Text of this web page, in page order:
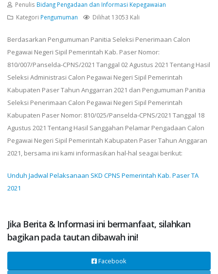
Penulis Bidang Pengadaan dan Informasi Kepegawaian
Kategori Pengumuman Dilihat 13053 Kali
Berdasarkan Pengumuman Panitia Seleksi Penerimaan Calon
Pegawai Negeri Sipil Pemerintah Kab. Paser Nomor:
810/007/Panselda-CPNS/2021 Tanggal 02 Agustus 2021 Tentang Hasil
Seleksi Administrasi Calon Pegawai Negeri Sipil Pemerintah
Kabupaten Paser Tahun Anggarran 2021 dan Pengumuman Panitia
Seleksi Penerimaan Calon Pegawai Negeri Sipil Pemerintah
Kabupaten Paser Nomor: 810/025/Panselda-CPNS/2021 Tanggal 18
Agustus 2021 Tentang Hasil Sanggahan Pelamar Pengadaan Calon
Pegawai Negeri Sipil Pemerintah Kabupaten Paser Tahun Anggaran
2021, bersama ini kami informasikan hal-hal seagai berikut:
Unduh Jadwal Pelaksanaan SKD CPNS Pemerintah Kab. Paser TA
2021
Jika Berita & Informasi ini bermanfaat, silahkan
bagikan pada tautan dibawah ini!
Facebook